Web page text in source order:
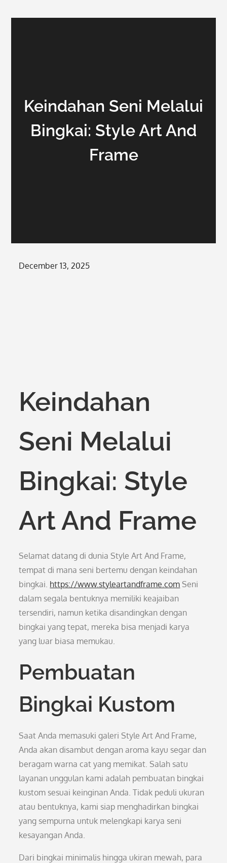
Keindahan Seni Melalui
Bingkai: Style Art And
Frame
Posted
December 13, 2025
Keindahan
Seni Melalui
Bingkai: Style
Art And Frame
Selamat datang di dunia Style Art And Frame,
tempat di mana seni bertemu dengan keindahan
bingkai. https://www.styleartandframe.com Seni
dalam segala bentuknya memiliki keajaiban
tersendiri, namun ketika disandingkan dengan
bingkai yang tepat, mereka bisa menjadi karya
yang luar biasa memukau.
Pembuatan
Bingkai Kustom
Saat Anda memasuki galeri Style Art And Frame,
Anda akan disambut dengan aroma kayu segar dan
beragam warna cat yang memikat. Salah satu
layanan unggulan kami adalah pembuatan bingkai
kustom sesuai keinginan Anda. Tidak peduli ukuran
atau bentuknya, kami siap menghadirkan bingkai
yang sempurna untuk melengkapi karya seni
kesayangan Anda.
Dari bingkai minimalis hingga ukiran mewah, para